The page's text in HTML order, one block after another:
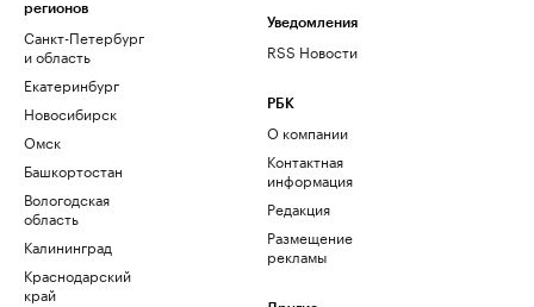
регионов
Санкт-Петербург
и область
Екатеринбург
Новосибирск
Омск
Башкортостан
Вологодская
область
Калининград
Краснодарский
край
Уведомления
RSS Новости
РБК
О компании
Контактная
информация
Редакция
Размещение
рекламы